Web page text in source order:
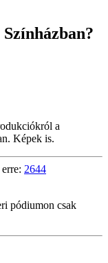
a
Képek is.
2644
pódiumon csak